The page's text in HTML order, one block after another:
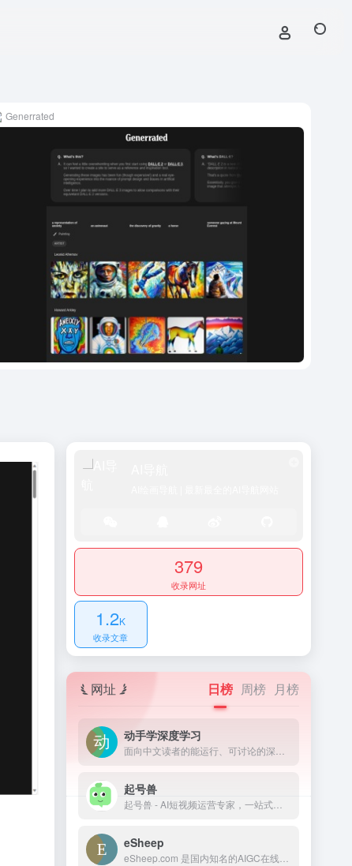
Generrated
379
收录网址
1.2K
收录文章
网址 日榜 周榜 月榜
动手学深度学习
起号兽
eSheep